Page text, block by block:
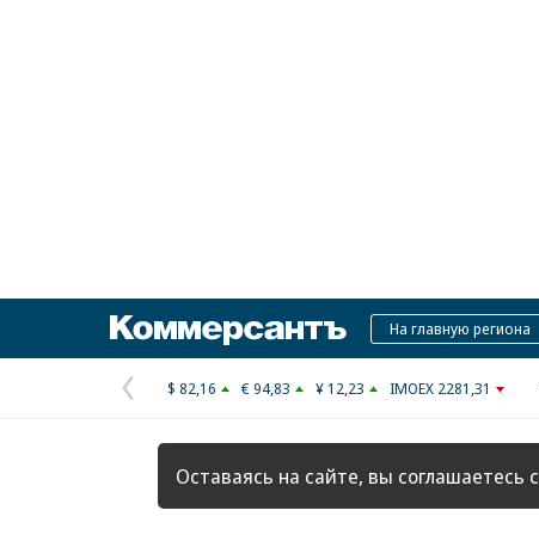
КоммерсантъНа главную региона
Предыдущая
страница
$ 82,16 € 94,83 ¥ 12,23 IMOEX 2281,31
Оставаясь на сайте, вы соглашаетесь с